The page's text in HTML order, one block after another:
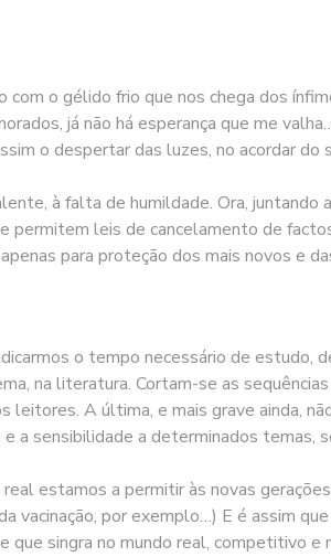
o gélido frio que nos chega dos
já não há esperança que me
o despertar das luzes, no acordar do
à falta de humildade. Ora, juntando
permitem leis de cancelamento de
para proteção dos mais novos e
o tempo necessário de estudo,
na literatura. Cortam-se as
A última, e mais grave ainda,
a sensibilidade a determinados temas,
estamos a permitir às novas
vacinação, por exemplo…) E é assim
que singra no mundo real, competitivo